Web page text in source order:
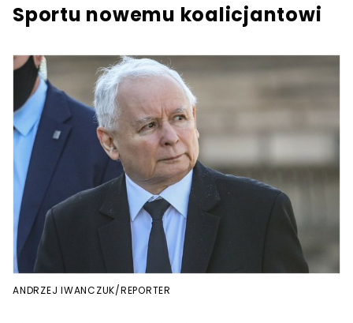
Sportu nowemu koalicjantowi
ANDRZEJ IWANCZUK/REPORTER